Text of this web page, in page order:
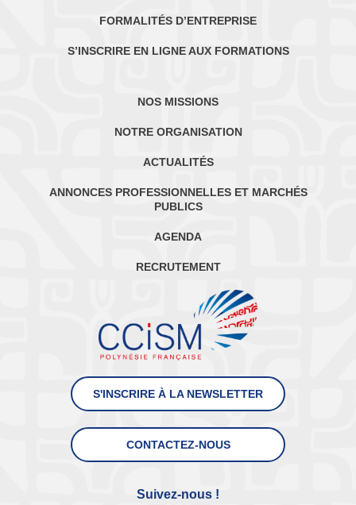
FORMALITÉS D’ENTREPRISE
S’INSCRIRE EN LIGNE AUX FORMATIONS
NOS MISSIONS
NOTRE ORGANISATION
ACTUALITÉS
ANNONCES PROFESSIONNELLES ET MARCHÉS
PUBLICS
AGENDA
RECRUTEMENT
S'INSCRIRE À LA NEWSLETTER
CONTACTEZ-NOUS
Suivez-nous !